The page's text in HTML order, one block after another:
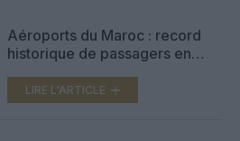
Aéroports du Maroc : record
historique de passagers en
Aéroport 2030
LIRE L'ARTICLE